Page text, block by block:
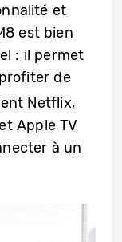
et
est bien
: il permet
de
Netflix,
Apple TV
à un